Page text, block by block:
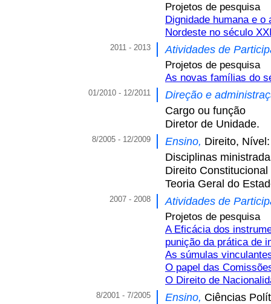
Projetos de pesquisa
Dignidade humana e
Nordeste no século
2011 - 2013 Atividades de
Projetos de pesquisa
As novas famílias do
01/2010 - 12/2011
Direção e
Cargo ou função
Diretor de Unidade.
8/2005 - 12/2009 Ensino, Direito,
Disciplinas
Direito Constitucional
Teoria Geral do
2007 - 2008 Atividades de
Projetos de pesquisa
A Eficácia dos
punição da prática de
As súmulas
O papel das
O Direito de
8/2001 - 7/2005 Ensino, Ciências